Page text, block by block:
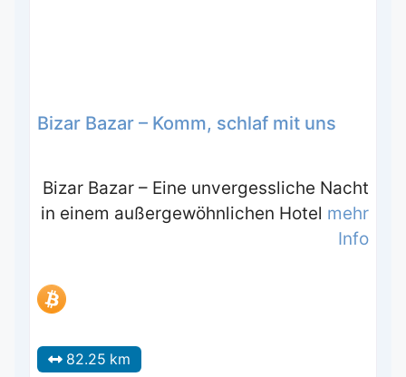
Bizar Bazar – Komm, schlaf mit uns
Bizar Bazar – Eine unvergessliche Nacht
in einem außergewöhnlichen Hotel mehr
Info
82.25 km